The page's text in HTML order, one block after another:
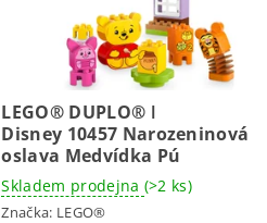
LEGO® DUPLO® ǀ
Disney 10457 Narozeninová
oslava Medvídka Pú
Skladem prodejna (>2 ks)
Značka: LEGO®